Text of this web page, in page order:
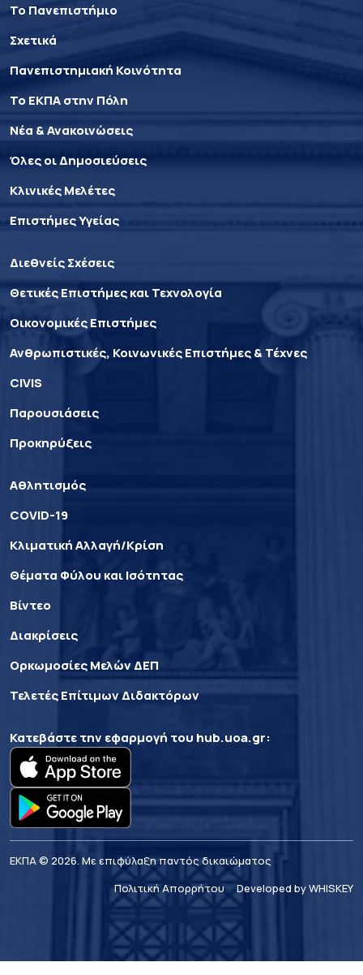
Το Πανεπιστήμιο
Σχετικά
Πανεπιστημιακή Κοινότητα
Το ΕΚΠΑ στην Πόλη
Νέα & Ανακοινώσεις
Όλες οι Δημοσιεύσεις
Κλινικές Μελέτες
Επιστήμες Υγείας
Διεθνείς Σχέσεις
Θετικές Επιστήμες και Τεχνολογία
Οικονομικές Επιστήμες
Ανθρωπιστικές, Κοινωνικές Επιστήμες & Τέχνες
CIVIS
Παρουσιάσεις
Προκηρύξεις
Αθλητισμός
COVID-19
Κλιματική Αλλαγή/Κρίση
Θέματα Φύλου και Ισότητας
Βίντεο
Διακρίσεις
Ορκωμοσίες Μελών ΔΕΠ
Τελετές Επίτιμων Διδακτόρων
Κατεβάστε την εφαρμογή του hub.uoa.gr:
ΕΚΠΑ © 2026. Με επιφύλαξη παντός δικαιώματος
Πολιτική Απορρήτου
Developed by WHISKEY